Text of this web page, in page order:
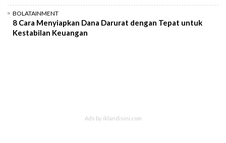
BOLATAINMENT
8 Cara Menyiapkan Dana Darurat dengan Tepat untuk
Kestabilan Keuangan